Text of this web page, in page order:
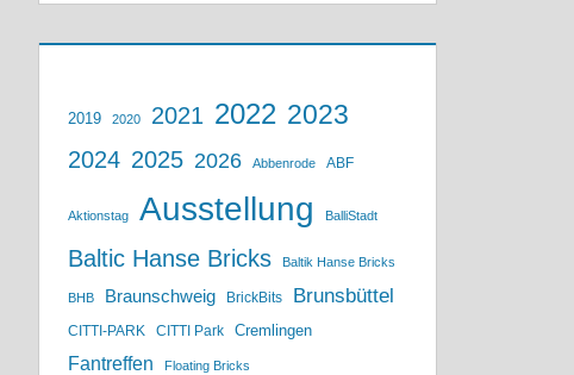
2019 2020 2021 2022 2023
2024 2025 2026 Abbenrode ABF
Aktionstag Ausstellung BalliStadt
Baltic Hanse Bricks Baltik Hanse Bricks
BHB Braunschweig BrickBits Brunsbüttel
CITTI-PARK CITTI Park Cremlingen
Fantreffen Floating Bricks